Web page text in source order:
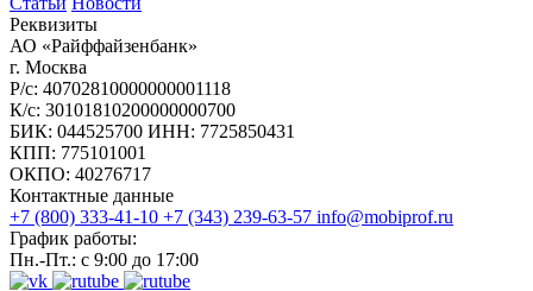
Реквизиты
АО «Райффайзенбанк»
г. Москва
Р/с: 40702810000000001118
К/с: 30101810200000000700
БИК: 044525700 ИНН: 7725850431
КПП: 775101001
ОКПО: 40276717
Контактные данные
+7 (800) 333-41-10 +7 (343) 239-63-57 info@mobiprof.ru
График работы:
Пн.-Пт.: с 9:00 до 17:00